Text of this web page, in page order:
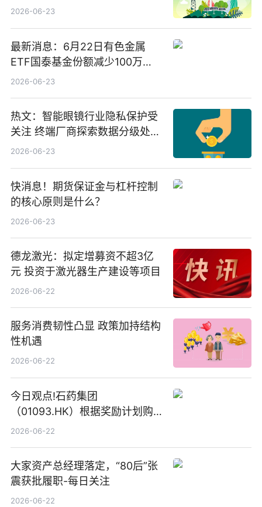
业务少数股权
2026-06-23
最新消息：6月22日有色金属
ETF国泰基金份额减少100万
份，重仓股紫金矿业、洛阳钼
2026-06-23
热文：智能眼镜行业隐私保护受
关注 终端厂商探索数据分级处理
等方案
2026-06-23
快消息！期货保证金与杠杆控制
的核心原则是什么？
2026-06-23
德龙激光：拟定增募资不超3亿
元 投资于激光器生产建设等项目
2026-06-22
服务消费韧性凸显 政策加持结构
性机遇
2026-06-22
今日观点!石药集团
（01093.HK）根据奖励计划购
回580万股
2026-06-22
大家资产总经理落定，“80后”张
震获批履职-每日关注
2026-06-22